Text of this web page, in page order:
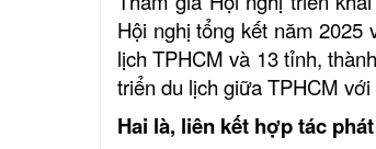
Hội nghị tổng kết năm 2025
lịch TPHCM và 13 tỉnh,
triển du lịch giữa TPHCM
Hai là, liên kết hợp tác